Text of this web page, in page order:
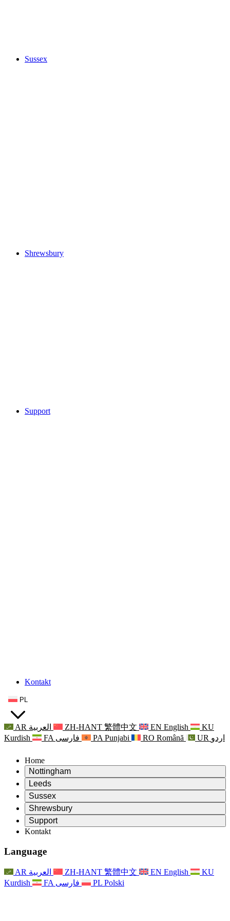
Sussex
Shrewsbury
Support
Kontakt
PL
AR العربية ZH-HANT 繁體中文 EN English
KU
Kurdish
FA فارسی PA Punjabi RO Română UR اردو
Home
Nottingham
Review
Przewodniczący Przeglądu
Niezależny zespół recenzentów
Zakres uprawnień
Raport końcowy z niezależnego przeglądu
Często zadawane pytania
Proces przekazywania informacji zwrotnych przez rodzinę
Biuletyny informacyjne
Opt Out
Leeds
Review
Przewodniczący Przeglądu
Niezależny zespół recenzentów
Zakres wymagań i obowiązków
Kontakt
Wsparcie psychologiczne dla rodzin
Aktualizacje dla rodzin
Zdarzenia
For Staff
Wsparcie dla personelu
Sussex
Review
Przewodniczący Przeglądu
Niezależny zespół recenzentów
Zakres uprawnień
For Families
Aktualizacje dla rodzin
Zdarzenia
Shrewsbury
Review
Zakres zadań w zakresie oceny macierzyństwa
Raport końcowy z niezależnego przeglądu
Pierwszy raport z niezależnego przeglądu
For Families
Aktualizacje
Support
Leeds
Nottingham
Rodzinna Służba Wsparcia Psychologicznego
Wsparcie w sytuacjach kryzysowych związanych ze
zdrowiem psychicznym
Usługi regionalne Nottingham
Kontakt
Language
AR العربية ZH-HANT 繁體中文 EN English
KU
Kurdish
FA فارسی PL Polski